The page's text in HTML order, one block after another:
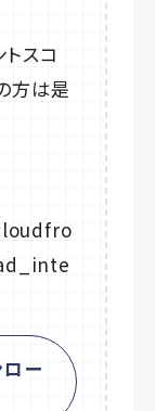
スコ
方は是
ー